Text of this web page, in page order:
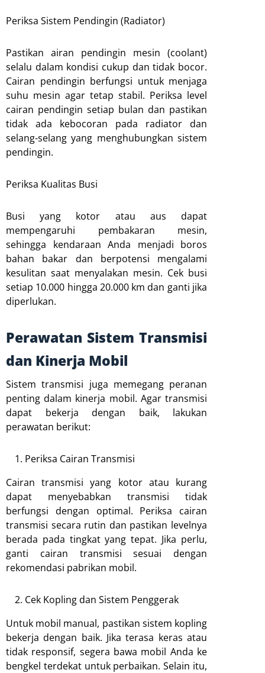
Periksa Sistem Pendingin (Radiator)
Pastikan airan pendingin mesin (coolant)
selalu dalam kondisi cukup dan tidak bocor.
Cairan pendingin berfungsi untuk menjaga
suhu mesin agar tetap stabil. Periksa level
cairan pendingin setiap bulan dan pastikan
tidak ada kebocoran pada radiator dan
selang-selang yang menghubungkan sistem
pendingin.
Periksa Kualitas Busi
Busi yang kotor atau aus dapat
mempengaruhi pembakaran mesin,
sehingga kendaraan Anda menjadi boros
bahan bakar dan berpotensi mengalami
kesulitan saat menyalakan mesin. Cek busi
setiap 10.000 hingga 20.000 km dan ganti jika
diperlukan.
Perawatan Sistem Transmisi
dan Kinerja Mobil
Sistem transmisi juga memegang peranan
penting dalam kinerja mobil. Agar transmisi
dapat bekerja dengan baik, lakukan
perawatan berikut:
Periksa Cairan Transmisi
Cairan transmisi yang kotor atau kurang
dapat menyebabkan transmisi tidak
berfungsi dengan optimal. Periksa cairan
transmisi secara rutin dan pastikan levelnya
berada pada tingkat yang tepat. Jika perlu,
ganti cairan transmisi sesuai dengan
rekomendasi pabrikan mobil.
Cek Kopling dan Sistem Penggerak
Untuk mobil manual, pastikan sistem kopling
bekerja dengan baik. Jika terasa keras atau
tidak responsif, segera bawa mobil Anda ke
bengkel terdekat untuk perbaikan. Selain itu,